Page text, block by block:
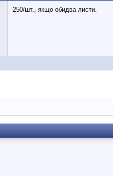
250/шт., якщо обидва листи.